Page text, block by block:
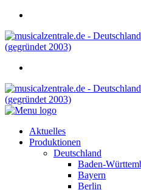
Aktuelles
Produktionen
Deutschland
Baden-
Bayern
Berlin